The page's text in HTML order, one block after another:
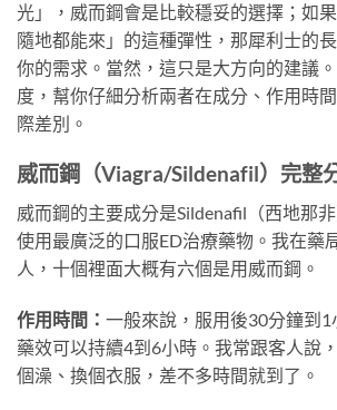
光」，威而鋼會是比較穩妥的選擇；如
隨地都能來」的這種彈性，那犀利士的
你的需求。當然，這只是大方向的建議
度，幫你仔細分析兩者在成分、作用時
際差別。
威而鋼（Viagra/Sildenafil）完整
威而鋼的主要成分是Sildenafil（西地那
使用最廣泛的口服ED治療藥物。我在藥
人，十個裡面大概有六個是用威而鋼。
作用時間： 一般來說，服用後30分鐘到1
藥效可以持續4到6小時。我常跟客人說
個澡、換個衣服，差不多時間就到了。